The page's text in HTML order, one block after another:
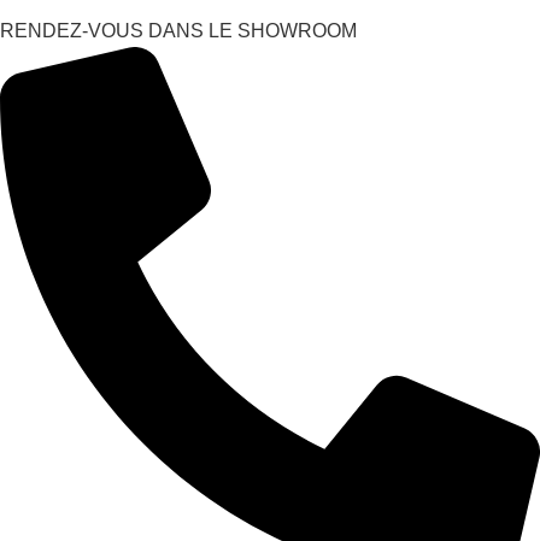
RENDEZ-VOUS DANS LE SHOWROOM